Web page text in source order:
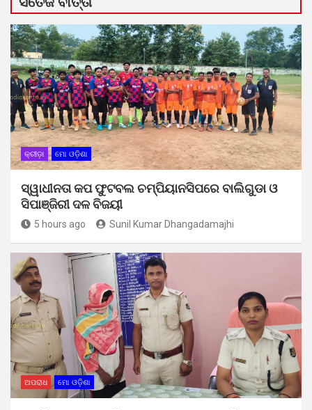
କ୍ରୀଡ଼ା ମୋ ଓଡ଼ିଶା
ସ୍ୱାଧୀନତା କପ ଫୁଟବଲ ଚମ୍ପିୟାନସିପରେ ବାଲିଗୁଡା ଓ
ସିପାଞ୍ଜିରୀ ଦଳ ବିଜୟୀ
5 hours ago Sunil Kumar Dhangadamajhi
ଅପରାଧ ମୋ ଓଡ଼ିଶା